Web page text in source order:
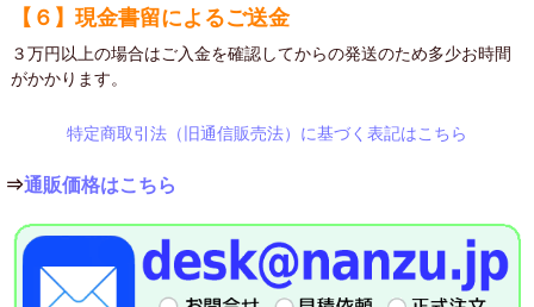
【６】現金書留によるご送金
３万円以上の場合はご入金を確認してからの発送のため多少お時間
がかかります。
特定商取引法（旧通信販売法）に基づく表記はこちら
⇒通販価格はこちら